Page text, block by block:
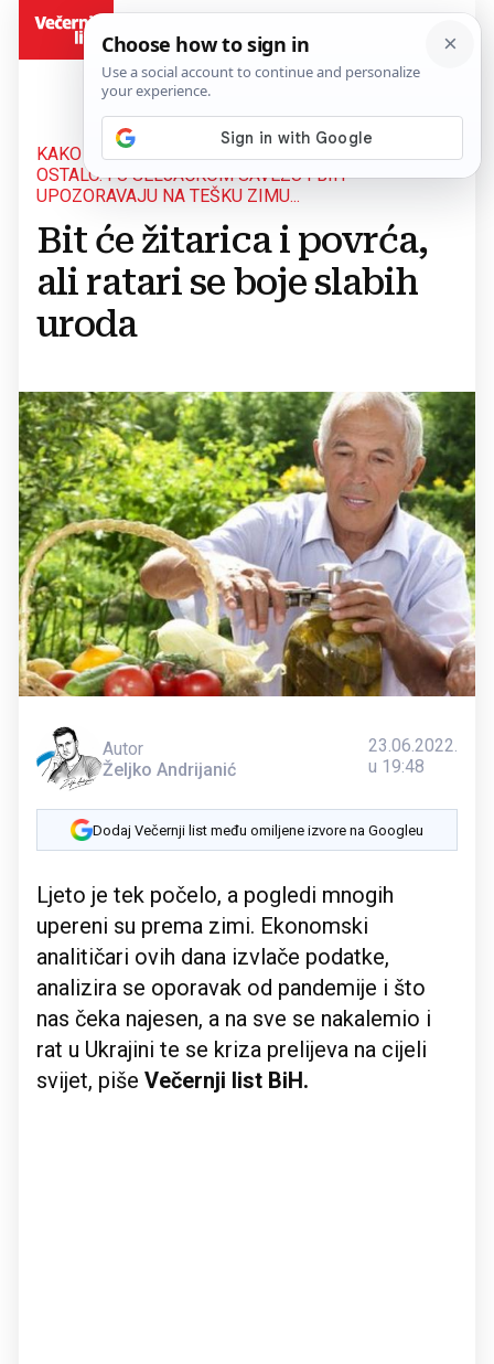
KAKO RASTE CIJENA GORIVA, TAKO RASTE I SVE
OSTALO. I U SELJAČKOM SAVEZU FBIH
UPOZORAVAJU NA TEŠKU ZIMU...
Bit će žitarica i povrća,
ali ratari se boje slabih
uroda
Autor
Željko Andrijanić
23.06.2022.
u 19:48
Dodaj Večernji list među omiljene izvore na Googleu
Ljeto je tek počelo, a pogledi mnogih
upereni su prema zimi. Ekonomski
analitičari ovih dana izvlače podatke,
analizira se oporavak od pandemije i što
nas čeka najesen, a na sve se nakalemio i
rat u Ukrajini te se kriza prelijeva na cijeli
svijet, piše Večernji list BiH.